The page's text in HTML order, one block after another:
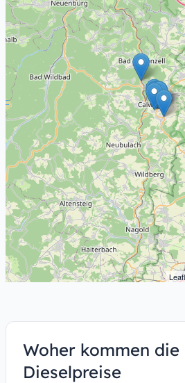
Woher kommen die
Dieselpreise